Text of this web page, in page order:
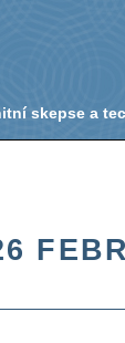
skepse a